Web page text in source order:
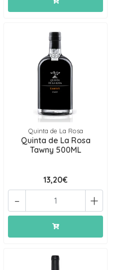
Quinta de La Rosa
Quinta de La Rosa
Tawny 500ML
13,20€
+
-